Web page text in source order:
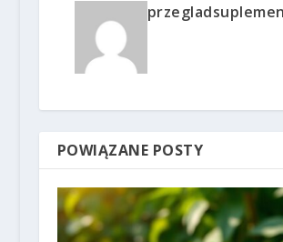
POWIĄZANE POSTY